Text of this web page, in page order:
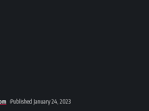
Published January 24, 2023